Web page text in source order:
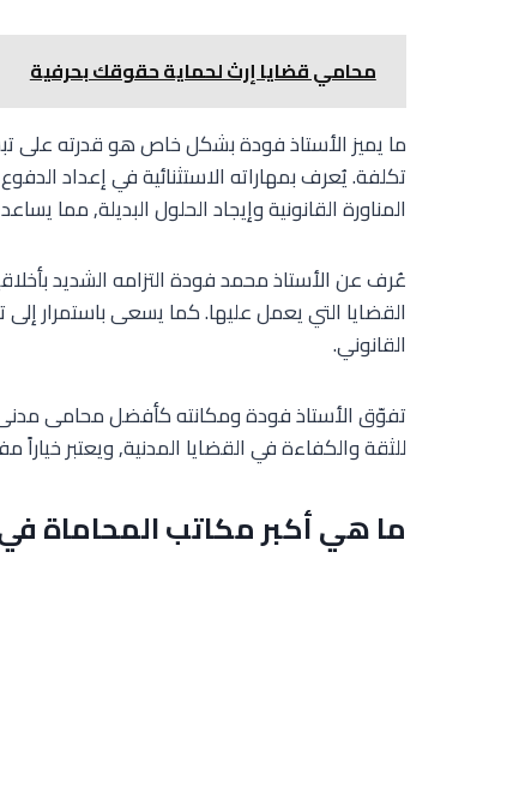
محامي قضايا إرث لحماية حقوقك بحرفية
ما يميز الأستاذ فودة بشكل خاص هو قدرته على
تكلفة. يُعرف بمهاراته الاستثنائية في إعداد
المناورة القانونية وإيجاد الحلول البديلة, مما
عُرف عن الأستاذ محمد فودة التزامه الشديد
القضايا التي يعمل عليها. كما يسعى باستمرار
القانوني.
تفوّق الأستاذ فودة ومكانته كأفضل محامى
للثقة والكفاءة في القضايا المدنية, ويعتبر
ما هي أكبر مكاتب المحاماة